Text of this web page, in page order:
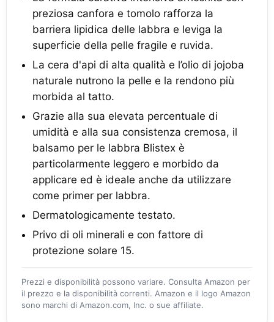
preziosa canfora e tomolo rafforza la
barriera lipidica delle labbra e leviga la
superficie della pelle fragile e ruvida.
La cera d'api di alta qualità e l’olio di jojoba
naturale nutrono la pelle e la rendono più
morbida al tatto.
Grazie alla sua elevata percentuale di
umidità e alla sua consistenza cremosa, il
balsamo per le labbra Blistex è
particolarmente leggero e morbido da
applicare ed è ideale anche da utilizzare
come primer per labbra.
Dermatologicamente testato.
Privo di oli minerali e con fattore di
protezione solare 15.
Prezzi e disponibilità possono variare. Consulta Amazon per
il prezzo e la disponibilità correnti. Amazon e il logo Amazon
sono marchi di Amazon.com, Inc. o sue affiliate.